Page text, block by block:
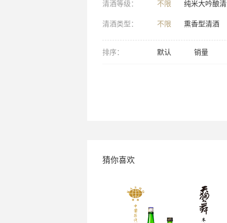
清酒等级： 不限 纯米大吟酿
清酒类型： 不限 熏香型清酒
排序： 默认 销量
猜你喜欢